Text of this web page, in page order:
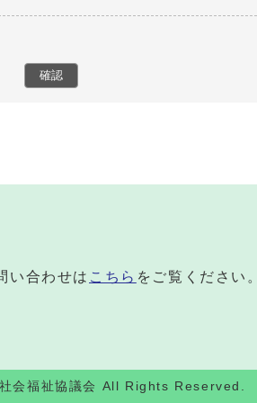
い合わせは こちら をご覧ください。
会福祉協議会 All Rights Reserved.